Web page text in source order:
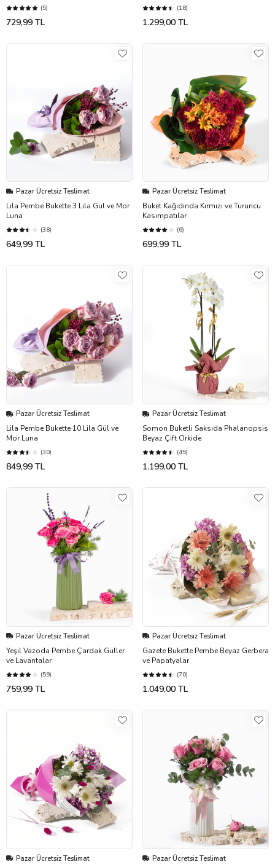
(5)
729,99 TL
(18)
1.299,00 TL
Pazar Ücretsiz Teslimat
Lila Pembe Bukette 3 Lila Gül ve Mor
Luna
(38)
649,99 TL
Pazar Ücretsiz Teslimat
Buket Kağıdında Kırmızı ve Turuncu
Kasımpatılar
(6)
699,99 TL
Pazar Ücretsiz Teslimat
Lila Pembe Bukette 10 Lila Gül ve
Mor Luna
(30)
849,99 TL
Pazar Ücretsiz Teslimat
Somon Buketli Saksıda Phalanopsis
Beyaz Çift Orkide
(45)
1.199,00 TL
Pazar Ücretsiz Teslimat
Yeşil Vazoda Pembe Çardak Güller
ve Lavantalar
(59)
759,99 TL
Pazar Ücretsiz Teslimat
Gazete Bukette Pembe Beyaz Gerbera
ve Papatyalar
(70)
1.049,00 TL
Pazar Ücretsiz Teslimat Pazar Ücretsiz Teslimat